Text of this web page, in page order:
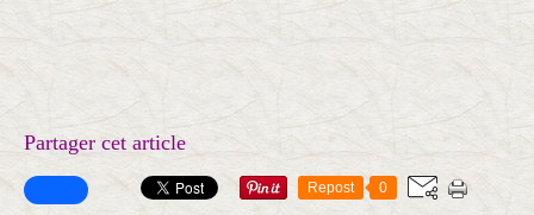
Partager cet article
Repost 0